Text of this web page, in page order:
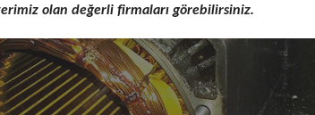
olan değerli firmaları görebilirsiniz.